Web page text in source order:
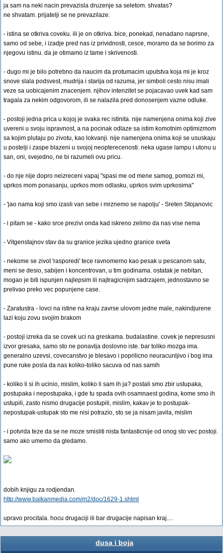
ja sam na neki nacin prevazisla druzenje sa seletom. shvatas?
ne shvatam. prijatelji se ne prevazilaze.
- istina se otkriva coveku. ili je on otkriva. bice, ponekad, nenadano naprsne,
samo od sebe, i izadje pred nas iz prividnosti, cesce, moramo da se borimo za
njegovu istinu. da je otimamo iz tame i skrivenosti.
- dugo mi je bilo potrebno da naucim da protumacim uputstva koja mi je kroz
snove slala podsvest, mudrija i starija od razuma, jer simboli cesto nisu imali
veze sa uobicajenim znacenjem. njihov intenzitet se pojacavao uvek kad sam
tragala za nekim odgovorom, ili se nalazila pred donosenjem vazne odluke.
- postoji jedna prica u kojoj je svaka rec istinita. nije namenjena onima koji zive
uvereni u svoju ispravnost, a na pocinak odlaze sa istim komotnim optimizmom
sa kojim plutaju po zivotu, kao lokvanji. nije namenjena onima koji se ususkaju
u postelji i zaspe blazeni u svojoj neopterecenosti. neka ugase lampu i utonu u
san, oni, svejedno, ne bi razumeli ovu pricu.
- do nje nije dopro neizreceni vapaj "spasi me od mene samog, pomozi mi,
uprkos mom ponasanju, uprkos mom odlasku, uprkos svim uprkosima"
- 'jao nama koji smo izasli van sebe i mrznemo se napolju' - Sreten Stojanovic
- i pitam se - kako srce prezivi onda kad iskreno zelimo da nas vise nema
- Vitgenstajnov stav da su granice jezika ujedno granice sveta
- nekome se zivot 'rasporedi' tece ravnomerno kao pesak u pescanom satu,
meni se desio, sabijen i koncentrovan, u tim godinama. ostatak je nebitan,
mogao je biti ispunjen najlepsim ili najtragicnijim sadrzajem, jednostavno se
prelivao preko vec popunjene case.
- Zaratustra - lovci na istine na kraju zavrse ulovom jedne male, nakindjurene
lazi koju zovu svojim brakom
- postoji izreka da se covek uci na greskama. budalastine. covek je nepresusni
izvor gresaka, samo sto ne ponavlja doslovno iste. bar toliko mozga ima.
generalno uzevsi, covecanstvo je blesavo i poprilicno neuracunljivo i bog ima
pune ruke posla da nas koliko-toliko sacuva od nas samih
- koliko li si ih ucinio, mislim, koliko li sam ih ja? postali smo zbir ustupaka,
postupaka i nepostupaka, i gde tu spada ovih osamnaest godina, kome smo ih
ustupili, zasto nismo drugacije postupili, mislim, kakav je to postupak-
nepostupak-ustupak sto me nisi potrazio, sto se ja nisam javila, mislim
- i potvrda teze da se ne moze smisliti nista fantasticnije od onog sto vec postoji.
samo ako umemo da gledamo.
dobih knjigu za rodjendan.
http://www.balkanmedia.com/m2/doc/1629-1.shtml
upravo procitala. hocu drugaciji ili bar drugacije napisan kraj....
dusa i boja